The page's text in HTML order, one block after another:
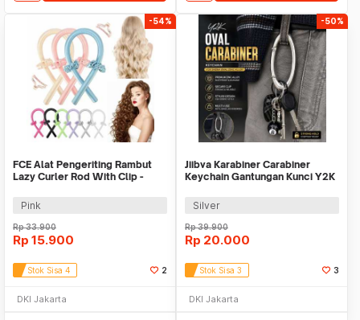
-54%
FCE Alat Pengeriting Rambut
Lazy Curler Rod With Clip -
Pink
Rp33.900
Rp 15.900
Stok Sisa 4 2
DKI Jakarta
-50%
Jiibva Karabiner Carabiner
Keychain Gantungan Kunci Y2K
Silver
Rp39.900
Rp 20.000
Stok Sisa 3 3
DKI Jakarta